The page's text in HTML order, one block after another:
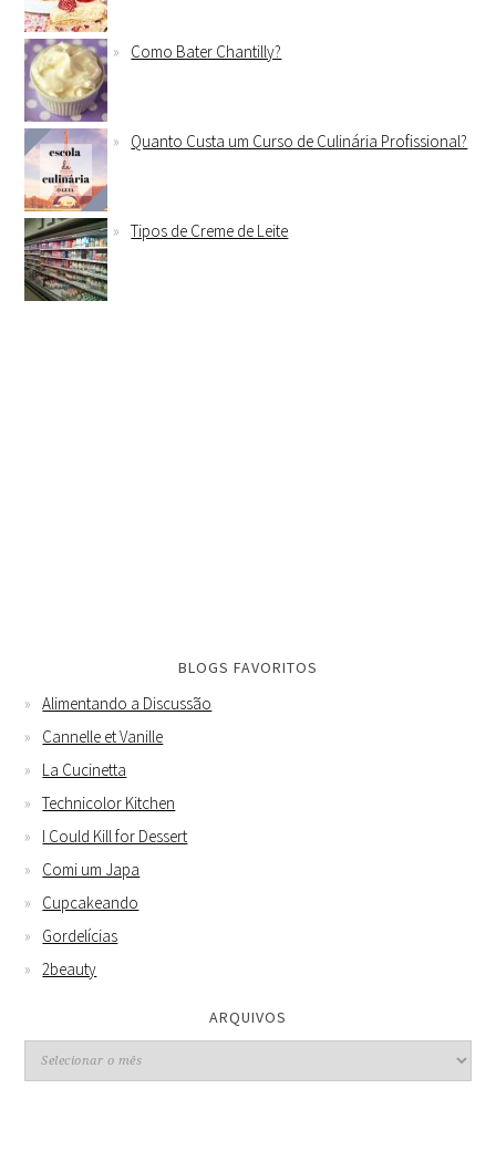
Como Bater Chantilly?
Quanto Custa um Curso de Culinária Profissional?
Tipos de Creme de Leite
BLOGS FAVORITOS
Alimentando a Discussão
Cannelle et Vanille
La Cucinetta
Technicolor Kitchen
I Could Kill for Dessert
Comi um Japa
Cupcakeando
Gordelícias
2beauty
ARQUIVOS